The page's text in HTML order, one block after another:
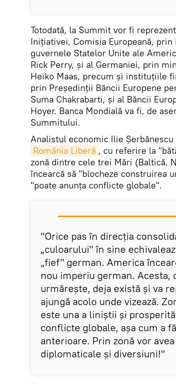
Totodată, la Summit vor fi
Inițiativei, Comisia Europeană,
guvernele Statelor Unite ale
Rick Perry, și al Germaniei, prin
Heiko Maas, precum și instituțiile
prin Președinții Băncii Europene
Suma Chakrabarti, și al Băncii
Hoyer. Banca Mondială va fi, de
Summitului.
Analistul economic Ilie
România Liberă , cu referire la
zonă dintre cele trei Mări (Baltică,
încearcă să "blocheze construirea
"poate anunţa conflicte globale".
"Orice pas în direcția
„culoarului" în sine
„fief" german. America
nou imperiu german. Acesta,
urmărește, deja există și va
ajungă acolo unde vizează.
este una a liniștii și
conflicte globale, așa cum a
anterioare. Prin zonă vor
diplomaticale și diversiuni!"